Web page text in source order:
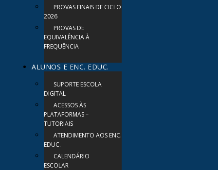
PROVAS FINAIS DE CICLO
2026
PROVAS DE
EQUIVALÊNCIA À
FREQUÊNCIA
ALUNOS E ENC. EDUC.
SUPORTE ESCOLA
DIGITAL
ACESSOS ÀS
PLATAFORMAS –
TUTORIAIS
ATENDIMENTO AOS ENC.
EDUC.
CALENDÁRIO
ESCOLAR